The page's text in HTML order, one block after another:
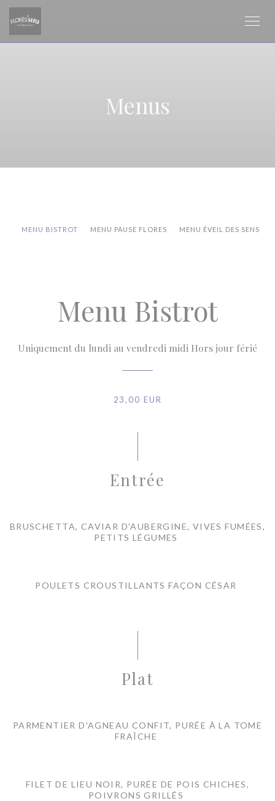
Personalizing your cookie choices
Menus
MENU BISTROT MENU PAUSE FLORES MENU ÉVEIL DES SENS
Menu Bistrot
Uniquement du lundi au vendredi midi Hors jour férié
23,00 EUR
Entrée
BRUSCHETTA, CAVIAR D'AUBERGINE, VIVES FUMÉES,
PETITS LÉGUMES
POULETS CROUSTILLANTS FAÇON CÉSAR
Plat
PARMENTIER D'AGNEAU CONFIT, PURÉE À LA TOME
FRAÎCHE
FILET DE LIEU NOIR, PURÉE DE POIS CHICHES,
POIVRONS GRILLÉS